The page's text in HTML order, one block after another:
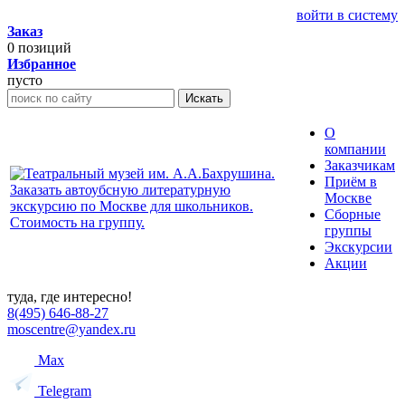
войти в систему
Заказ
0 позиций
Избранное
пусто
Искать
О
компании
Заказчикам
Приём в
Москве
Сборные
группы
Экскурсии
Акции
туда, где интересно!
8(495) 646-88-27
moscentre@yandex.ru
Max
Telegram